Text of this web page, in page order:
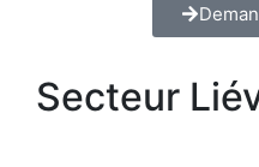
Secteur